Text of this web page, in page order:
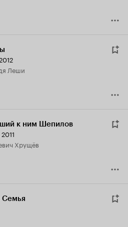
Леши
к ним Шепилов
Хрущёв
Семья